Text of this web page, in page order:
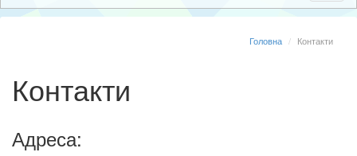
Головна Контакти
Контакти
Адреса: